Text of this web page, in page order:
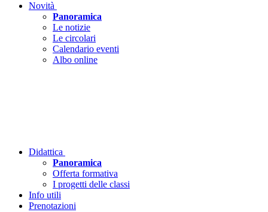
Novità
Panoramica
Le notizie
Le circolari
Calendario eventi
Albo online
Didattica
Panoramica
Offerta formativa
I progetti delle classi
Info utili
Prenotazioni